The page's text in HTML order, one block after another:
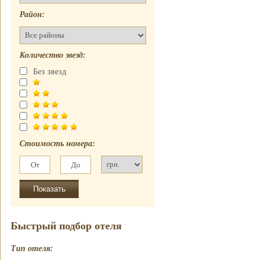
почасово
гостиницы
молодоженов
Район:
Количество звезд:
Без звезд
Стоимость номера:
Быстрый подбор отеля
Тип отеля: